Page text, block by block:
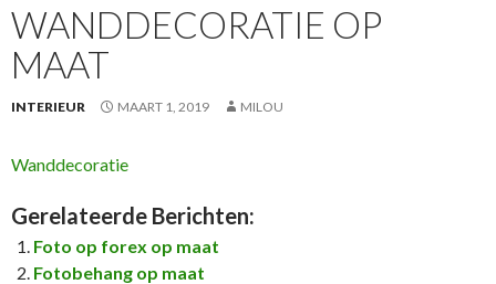
WANDDECORATIE OP
MAAT
INTERIEUR MAART 1, 2019 MILOU
Wanddecoratie
Gerelateerde Berichten:
Foto op forex op maat
Fotobehang op maat